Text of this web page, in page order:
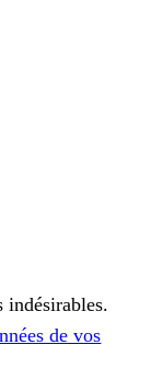
indésirables.
de vos